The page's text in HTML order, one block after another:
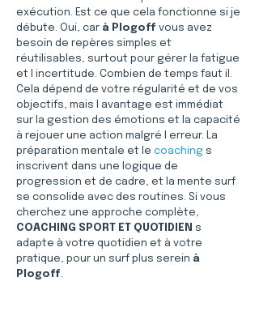
exécution. Est ce que cela fonctionne si je
débute. Oui, car à Plogoff vous avez
besoin de repères simples et
réutilisables, surtout pour gérer la fatigue
et l incertitude. Combien de temps faut il.
Cela dépend de votre régularité et de vos
objectifs, mais l avantage est immédiat
sur la gestion des émotions et la capacité
à rejouer une action malgré l erreur. La
préparation mentale et le coaching s
inscrivent dans une logique de
progression et de cadre, et la mente surf
se consolide avec des routines. Si vous
cherchez une approche complète,
COACHING SPORT ET QUOTIDIEN s
adapte à votre quotidien et à votre
pratique, pour un surf plus serein à
Plogoff.